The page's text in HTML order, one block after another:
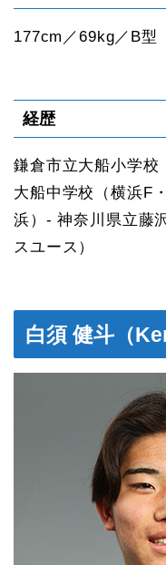
177cm／69kg／B型
経歴
鎌倉市立大船小学校
大船中学校（横浜F
浜）- 神奈川県立藤
スユース）
白須 健斗（